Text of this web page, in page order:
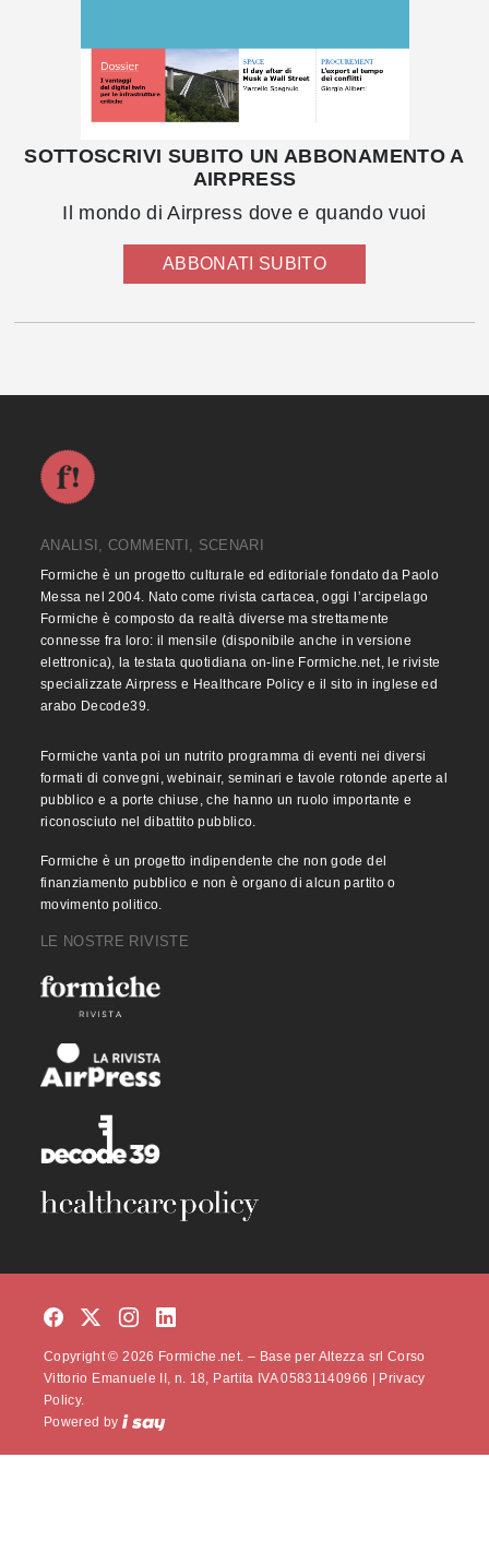
SOTTOSCRIVI SUBITO UN ABBONAMENTO A
AIRPRESS
Il mondo di Airpress dove e quando vuoi
ABBONATI SUBITO
ANALISI, COMMENTI, SCENARI
Formiche è un progetto culturale ed editoriale fondato da Paolo
Messa nel 2004. Nato come rivista cartacea, oggi l’arcipelago
Formiche è composto da realtà diverse ma strettamente
connesse fra loro: il mensile (disponibile anche in versione
elettronica), la testata quotidiana on-line Formiche.net, le riviste
specializzate Airpress e Healthcare Policy e il sito in inglese ed
arabo Decode39.
Formiche vanta poi un nutrito programma di eventi nei diversi
formati di convegni, webinair, seminari e tavole rotonde aperte al
pubblico e a porte chiuse, che hanno un ruolo importante e
riconosciuto nel dibattito pubblico.
Formiche è un progetto indipendente che non gode del
finanziamento pubblico e non è organo di alcun partito o
movimento politico.
LE NOSTRE RIVISTE
Copyright © 2026 Formiche.net. – Base per Altezza srl Corso
Vittorio Emanuele II, n. 18, Partita IVA 05831140966 |
Privacy
Policy.
Powered by